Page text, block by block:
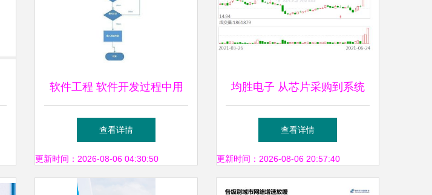
软件工程 软件开发过程中用
到的各种图
查看详情
更新时间：2026-08-06 04:30:50
均胜电子 从芯片采购到系统
集成的全产业链布局
查看详情
更新时间：2026-08-06 20:57:40